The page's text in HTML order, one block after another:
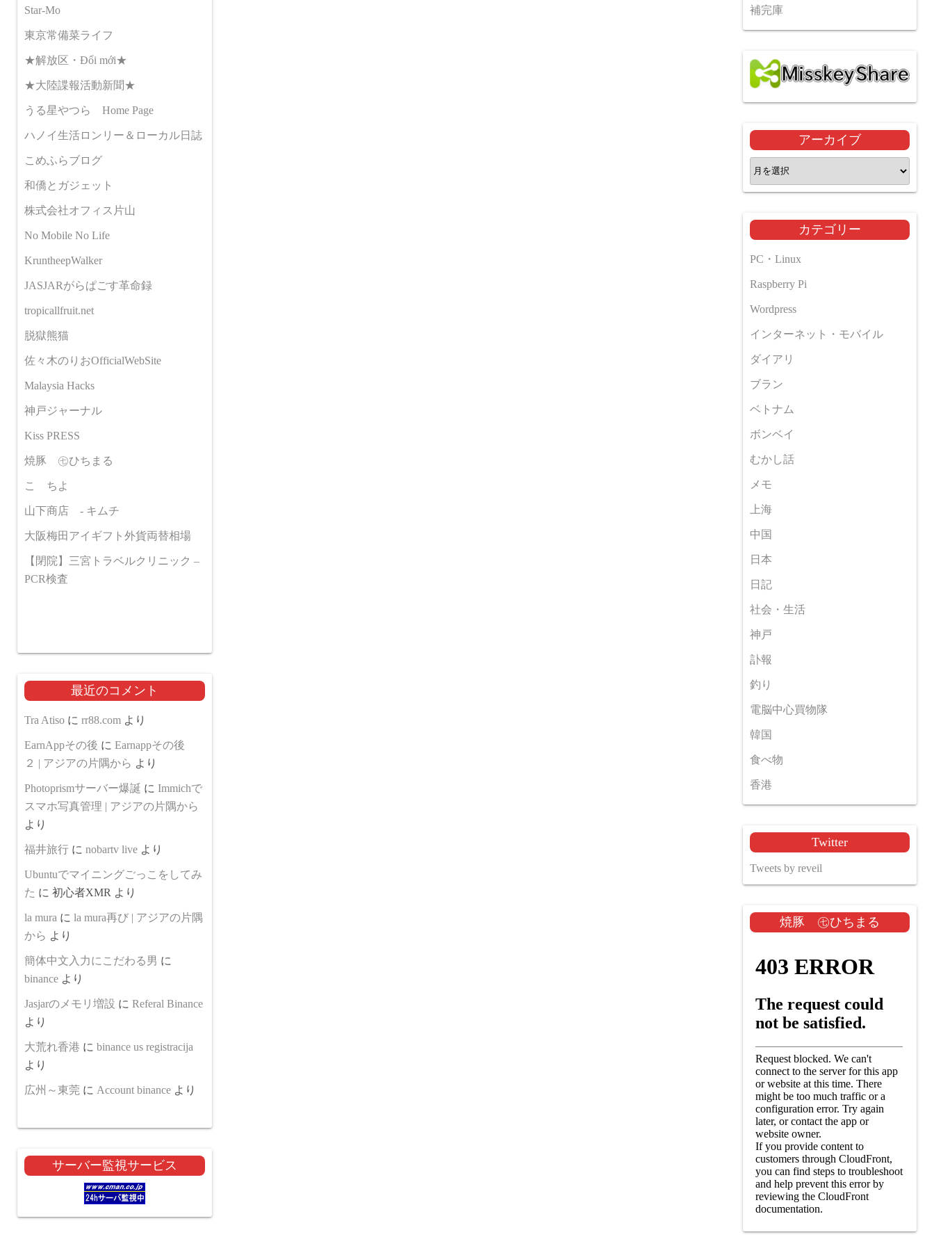
Star-Mo
東京常備菜ライフ
★解放区・Đổi mới★
★大陸諜報活動新聞★
うる星やつら Home Page
ハノイ生活ロンリー＆ローカル日誌
こめふらブログ
和僑とガジェット
株式会社オフィス片山
No Mobile No Life
KruntheepWalker
JASJARがらぱごす革命録
tropicallfruit.net
脱獄熊猫
佐々木のりおOfficialWebSite
Malaysia Hacks
神戸ジャーナル
Kiss PRESS
焼豚 ㊆ひちまる
こゝちよ
山下商店 - キムチ
大阪梅田アイギフト外貨両替相場
【閉院】三宮トラベルクリニック –
PCR検査
最近のコメント
Tra Atiso に rr88.com より
EarnAppその後 に Earnappその後
２ | アジアの片隅から より
Photoprismサーバー爆誕 に Immichで
スマホ写真管理 | アジアの片隅から
より
福井旅行 に nobartv live より
Ubuntuでマイニングごっこをしてみ
た に 初心者XMR より
la mura に la mura再び | アジアの片隅
から より
簡体中文入力にこだわる男 に
binance より
Jasjarのメモリ増設 に Referal Binance
より
大荒れ香港 に binance us registracija
より
広州～東莞 に Account binance より
サーバー監視サービス
補完庫
アーカイブ
ア
ー
イ
ブ
カテゴリー
PC・Linux
Raspberry Pi
Wordpress
インターネット・モバイル
ダイアリ
ブラン
ベトナム
ボンベイ
むかし話
メモ
上海
中国
日本
日記
社会・生活
神戸
訃報
釣り
電脳中心買物隊
韓国
食べ物
香港
Twitter
Tweets by reveil
焼豚 ㊆ひちまる